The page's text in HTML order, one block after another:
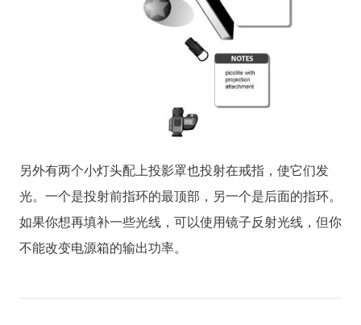
另外有两个小灯头配上投影罩也投射在戒指，使它们发
光。一个是投射前指环的最顶部，另一个是后面的指环。
如果你想再填补一些光线，可以使用镜子反射光线，但你
不能改变电源箱的输出功率。